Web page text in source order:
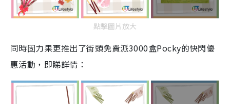
點擊圖片放大
同時固力果更推出了街頭免費派3000盒Pocky的快閃優
惠活動，即睇詳情：